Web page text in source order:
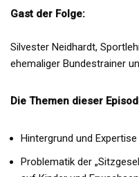
Gast der Folge:
Silvester Neidhardt,
ehemaliger Bundestrainer
Die Themen dieser
Hintergrund und
Problematik der